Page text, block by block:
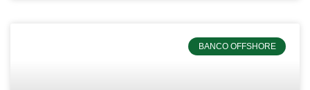
BANCO OFFSHORE